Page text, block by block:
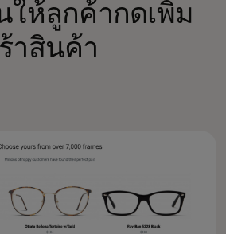
ให้ลูกค้ากดเพิ่ม
าสินค้า